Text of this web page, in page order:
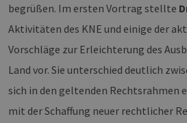
begrüßen. Im ersten Vortrag stellte
Aktivitäten des KNE und einige der
Vorschläge zur Erleichterung des
Land vor. Sie unterschied deutlich
sich in den geltenden Rechtsrahmen
mit der Schaffung neuer rechtlicher